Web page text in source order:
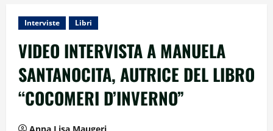
Interviste Libri
VIDEO INTERVISTA A MANUELA
SANTANOCITA, AUTRICE DEL LIBRO
“COCOMERI D’INVERNO”
Anna Lisa Maugeri